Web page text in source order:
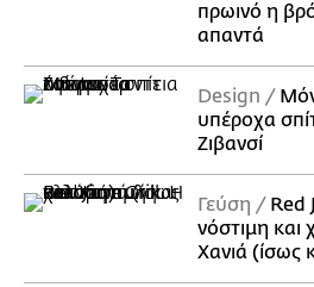
πρωινό η
απαντά
Design
υπέροχα
Ζιβανσί
Γεύση
Red
νόστιμη
Χανιά (ίσως